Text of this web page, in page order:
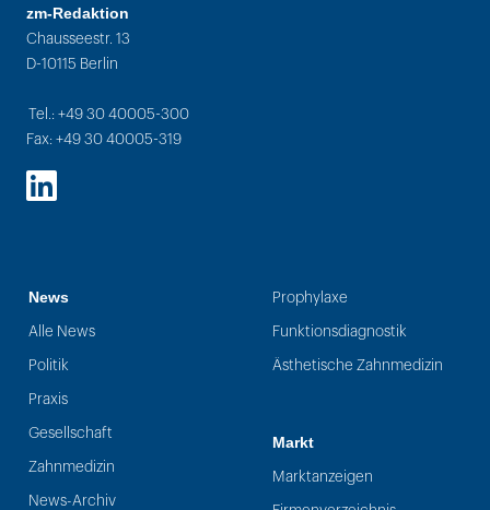
zm-Redaktion
Chausseestr. 13
D-10115 Berlin
Tel.: +49 30 40005-300
Fax: +49 30 40005-319
LinkedIn
News
Alle News
Politik
Praxis
Gesellschaft
Zahnmedizin
News-Archiv
Prophylaxe
Funktionsdiagnostik
Ästhetische Zahnmedizin
Markt
Marktanzeigen